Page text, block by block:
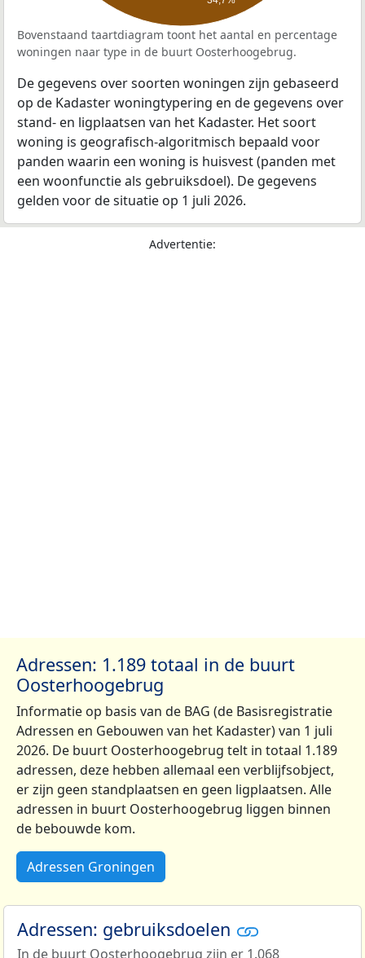
Bovenstaand taartdiagram toont het aantal en percentage
woningen naar type in de buurt Oosterhoogebrug.
De gegevens over soorten woningen zijn gebaseerd
op de Kadaster woningtypering en de gegevens over
stand- en ligplaatsen van het Kadaster. Het soort
woning is geografisch-algoritmisch bepaald voor
panden waarin een woning is huisvest (panden met
een woonfunctie als gebruiksdoel). De gegevens
gelden voor de situatie op 1 juli 2026.
Advertentie:
Adressen: 1.189 totaal in de buurt
Oosterhoogebrug
Informatie op basis van de BAG (de Basisregistratie
Adressen en Gebouwen van het Kadaster) van 1 juli
2026. De buurt Oosterhoogebrug telt in totaal 1.189
adressen, deze hebben allemaal een verblijfsobject,
er zijn geen standplaatsen en geen ligplaatsen. Alle
adressen in buurt Oosterhoogebrug liggen binnen
de bebouwde kom.
Adressen Groningen
Adressen: gebruiksdoelen
In de buurt Oosterhoogebrug zijn er 1.068